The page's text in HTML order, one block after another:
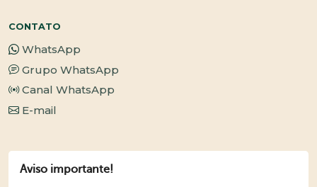
CONTATO
WhatsApp
Grupo WhatsApp
Canal WhatsApp
E-mail
Aviso importante!